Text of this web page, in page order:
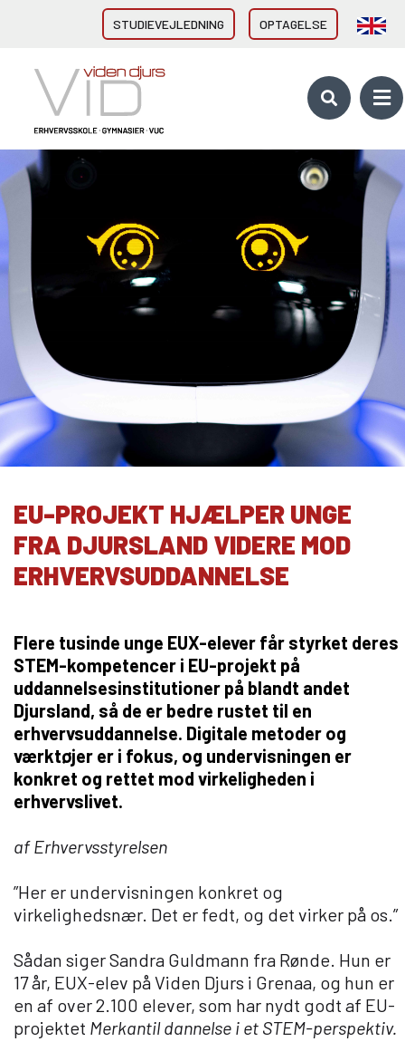
STUDIEVEJLEDNING OPTAGELSE
HHX Grenaa
HHX Rønde
HTX Grenaa
HF-enkeltfag - Grenaa, Hornslet
Brobygning/introforløb
VID ERHVERVSUDDANNELSER
Direkte fra 9/10. klasse
Erhvervsuddannelser (EUD, EUX)
Brobygning/introforløb
10. KLASSE
10KCD og EUD10
COLLEGE TILBUD
Game College
Brazil Football College
VID DETAIL
Elevonline
AMU kurser
Akademiuddannelser
VUC OG EFTERUDDANNELSE
VUC (HF-enkeltfag, AVU, FVU, OBU)
Efteruddannelse (AMU)
Om Viden Djurs
Læreplads og virksomheder
Mød os
Skolehjem/Campus
Personale
Nyheder
Elevfortællinger
EU-PROJEKT HJÆLPER UNGE
FRA DJURSLAND VIDERE MOD
ERHVERVSUDDANNELSE
Flere tusinde unge EUX-elever får styrket deres
STEM-kompetencer i EU-projekt på
uddannelsesinstitutioner på blandt andet
Djursland, så de er bedre rustet til en
erhvervsuddannelse. Digitale metoder og
værktøjer er i fokus, og undervisningen er
konkret og rettet mod virkeligheden i
erhvervslivet.
af Erhvervsstyrelsen
”Her er undervisningen konkret og
virkelighedsnær. Det er fedt, og det virker på os.”
Sådan siger Sandra Guldmann fra Rønde. Hun er
17 år, EUX-elev på Viden Djurs i Grenaa, og hun er
en af over 2.100 elever, som har nydt godt af EU-
projektet Merkantil dannelse i et STEM-perspektiv.